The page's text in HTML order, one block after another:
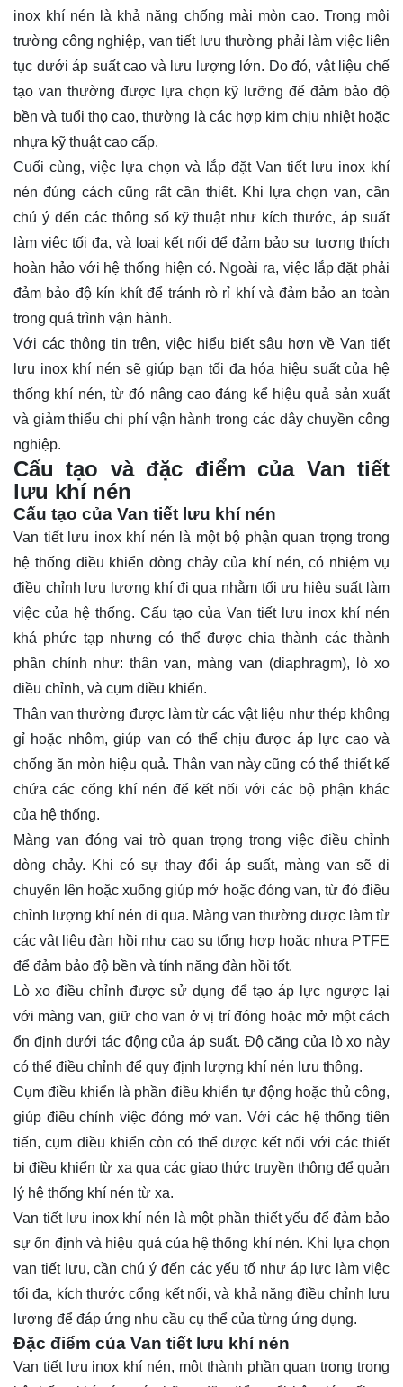
inox khí nén là khả năng chống mài mòn cao. Trong môi
trường công nghiệp, van tiết lưu thường phải làm việc liên
tục dưới áp suất cao và lưu lượng lớn. Do đó, vật liệu chế
tạo van thường được lựa chọn kỹ lưỡng để đảm bảo độ
bền và tuổi thọ cao, thường là các hợp kim chịu nhiệt hoặc
nhựa kỹ thuật cao cấp.
Cuối cùng, việc lựa chọn và lắp đặt Van tiết lưu inox khí
nén đúng cách cũng rất cần thiết. Khi lựa chọn van, cần
chú ý đến các thông số kỹ thuật như kích thước, áp suất
làm việc tối đa, và loại kết nối để đảm bảo sự tương thích
hoàn hảo với hệ thống hiện có. Ngoài ra, việc lắp đặt phải
đảm bảo độ kín khít để tránh rò rỉ khí và đảm bảo an toàn
trong quá trình vận hành.
Với các thông tin trên, việc hiểu biết sâu hơn về Van tiết
lưu inox khí nén sẽ giúp bạn tối đa hóa hiệu suất của hệ
thống khí nén, từ đó nâng cao đáng kể hiệu quả sản xuất
và giảm thiểu chi phí vận hành trong các dây chuyền công
nghiệp.
Cấu tạo và đặc điểm của Van tiết
lưu khí nén
Cấu tạo của Van tiết lưu khí nén
Van tiết lưu inox khí nén là một bộ phận quan trọng trong
hệ thống điều khiển dòng chảy của khí nén, có nhiệm vụ
điều chỉnh lưu lượng khí đi qua nhằm tối ưu hiệu suất làm
việc của hệ thống. Cấu tạo của Van tiết lưu inox khí nén
khá phức tạp nhưng có thể được chia thành các thành
phần chính như: thân van, màng van (diaphragm), lò xo
điều chỉnh, và cụm điều khiển.
Thân van thường được làm từ các vật liệu như thép không
gỉ hoặc nhôm, giúp van có thể chịu được áp lực cao và
chống ăn mòn hiệu quả. Thân van này cũng có thể thiết kế
chứa các cổng khí nén để kết nối với các bộ phận khác
của hệ thống.
Màng van đóng vai trò quan trọng trong việc điều chỉnh
dòng chảy. Khi có sự thay đổi áp suất, màng van sẽ di
chuyển lên hoặc xuống giúp mở hoặc đóng van, từ đó điều
chỉnh lượng khí nén đi qua. Màng van thường được làm từ
các vật liệu đàn hồi như cao su tổng hợp hoặc nhựa PTFE
để đảm bảo độ bền và tính năng đàn hồi tốt.
Lò xo điều chỉnh được sử dụng để tạo áp lực ngược lại
với màng van, giữ cho van ở vị trí đóng hoặc mở một cách
ổn định dưới tác động của áp suất. Độ căng của lò xo này
có thể điều chỉnh để quy định lượng khí nén lưu thông.
Cụm điều khiển là phần điều khiển tự động hoặc thủ công,
giúp điều chỉnh việc đóng mở van. Với các hệ thống tiên
tiến, cụm điều khiển còn có thể được kết nối với các thiết
bị điều khiển từ xa qua các giao thức truyền thông để quản
lý hệ thống khí nén từ xa.
Van tiết lưu inox khí nén là một phần thiết yếu để đảm bảo
sự ổn định và hiệu quả của hệ thống khí nén. Khi lựa chọn
van tiết lưu, cần chú ý đến các yếu tố như áp lực làm việc
tối đa, kích thước cổng kết nối, và khả năng điều chỉnh lưu
lượng để đáp ứng nhu cầu cụ thể của từng ứng dụng.
Đặc điểm của Van tiết lưu khí nén
Van tiết lưu inox khí nén, một thành phần quan trọng trong